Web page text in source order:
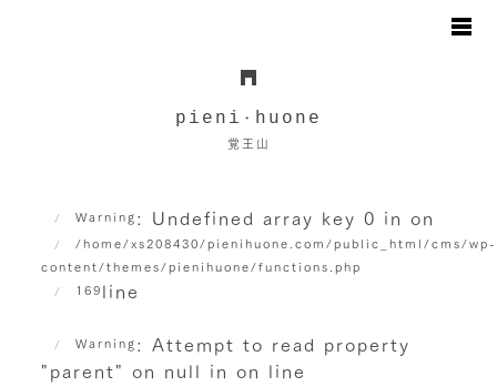
pieni ・huone
覚王山
Warning : Undefined array key 0 in
/home/xs208430/pienihuone.com/public_html/cms/wp-
content/themes/pienihuone/functions.php
on
line
169
Warning : Attempt to read property
"parent" on null inon line